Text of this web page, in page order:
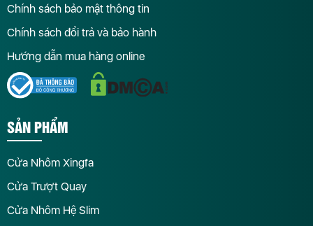
Chính sách bảo mật thông tin
Chính sách đổi trả và bảo hành
Hướng dẫn mua hàng online
SẢN PHẨM
Cửa Nhôm Xingfa
Cửa Trượt Quay
Cửa Nhôm Hệ Slim